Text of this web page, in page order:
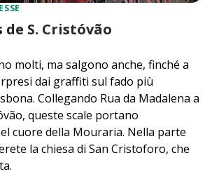
de S. Cristóvão
molti, ma salgono anche, finché a
dai graffiti sul fado più
Collegando Rua da Madalena a
queste scale portano
cuore della Mouraria. Nella parte
la chiesa di San Cristoforo, che